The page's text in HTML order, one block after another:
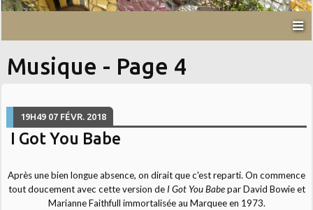
Musique - Page 4
19H49 07 FÉVR. 2018
I Got You Babe
Après une bien longue absence, on dirait que c'est reparti. On commence
tout doucement avec cette version de I Got You Babepar David Bowie et
Marianne Faithfull immortalisée au Marquee en 1973.